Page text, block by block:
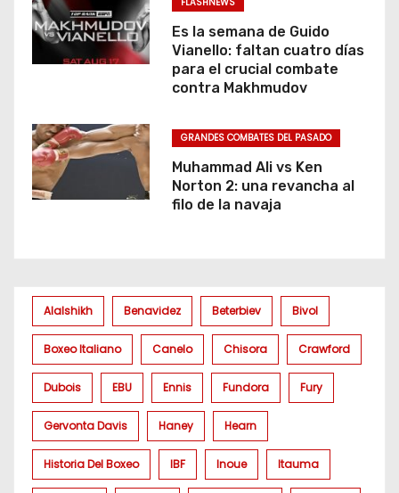
Es la semana de Guido
Vianello: faltan cuatro días
para el crucial combate
contra Makhmudov
GRANDES COMBATES DEL PASADO
Muhammad Ali vs Ken
Norton 2: una revancha al
filo de la navaja
Alalshikh Benavidez Beterbiev Bivol
Boxeo Italiano Canelo Chisora Crawford
Dubois EBU Ennis Fundora Fury
Gervonta Davis Haney Hearn
Historia Del Boxeo IBF Inoue Itauma